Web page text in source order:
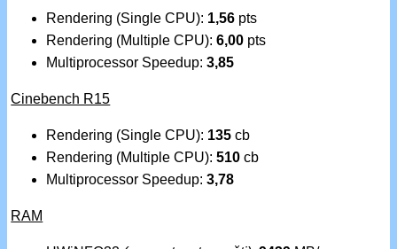
Rendering (Single CPU): 1,56 pts
Rendering (Multiple CPU):6,00 pts
Multiprocessor Speedup:3,85
Cinebench R15
Rendering (Single CPU): 135 cb
Rendering (Multiple CPU):510 cb
Multiprocessor Speedup:3,78
RAM